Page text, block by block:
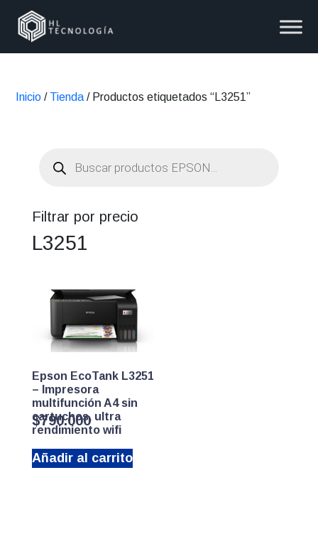
Inicio / Tienda / Productos etiquetados “L3251”
productos
Filtrar por precio
L3251
Epson EcoTank L3251
– Impresora
multifunción A4 sin
cartuchos, ultra
rendimiento wifi
$790.000
Añadir al carrito